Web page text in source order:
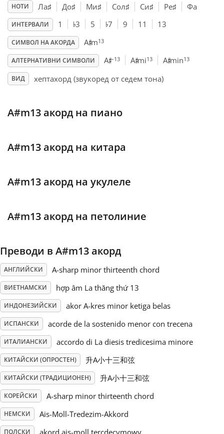
Français
한국어
हिन्दी
Tiếng Việt
Türkçe
Українська
简体中文
НОТИ Ла♯ До♯ Ми♯ Сол♯ Си♯ Ре♯ Фа
ИНТЕРВАЛИ 1 ♭3 5 ♭7 9 11 13
СИМВОЛ НА АКОРДА A♯m13
АЛТЕРНАТИВНИ СИМВОЛИ A♯–13 A♯mi13 A♯min13
ВИД хептахорд (звукоред от седем тона)
A#m13 акорд на пиано
A#m13 акорд на китара
A#m13 акорд на укулеле
A#m13 акорд на петолиние
Преводи в A#m13 акорд
АНГЛИЙСКИ A-sharp minor thirteenth chord
ВИЕТНАМСКИ hợp âm La thăng thứ 13
ИНДОНЕЗИЙСКИ akor A-kres minor ketiga belas
ИСПАНСКИ acorde de la sostenido menor con trecena
ИТАЛИАНСКИ accordo di La diesis tredicesima minore
КИТАЙСКИ (ОПРОСТЕН) 升A小十三和弦
КИТАЙСКИ (ТРАДИЦИОНЕН) 升A小十三和弦
КОРЕЙСКИ A-sharp minor thirteenth chord
НЕМСКИ Ais-Moll-Tredezim-Akkord
ПОЛСКИ